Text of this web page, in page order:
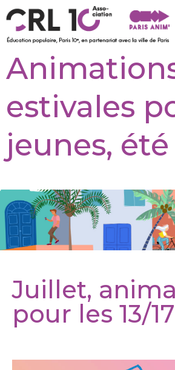
estivales
jeunes,
Juillet,
pour les 13/